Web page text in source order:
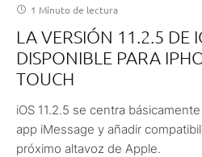
1 Minuto de lectura
LA VERSIÓN 11.2.5 DE
DISPONIBLE PARA
TOUCH
iOS 11.2.5 se centra
app iMessage y añadir
próximo altavoz de Apple.